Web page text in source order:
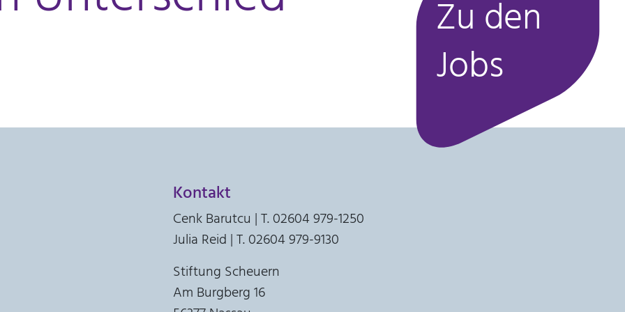
Zu den
Jobs
Kontakt
Cenk Barutcu | T. 02604 979-1250
Julia Reid | T. 02604 979-9130
Stiftung Scheuern
Am Burgberg 16